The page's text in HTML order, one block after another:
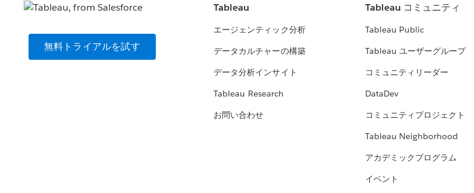
無料トライアルを試す
Tableau
エージェンティック分析
データカルチャーの構築
データ分析インサイト
Tableau Research
お問い合わせ
Tableau コミュニティ
Tableau Public
Tableau ユーザーグループ
コミュニティリーダー
DataDev
コミュニティプロジェクト
Tableau Neighborhood
アカデミックプログラム
イベント